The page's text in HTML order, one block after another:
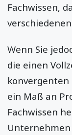
Fachwissen,
Wenn Sie
die einen
konvergenten
ein Maß an
Fachwissen